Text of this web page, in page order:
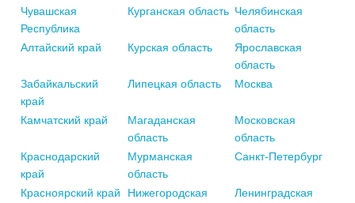
Чувашская
Республика
Курганская область Челябинская
область
Алтайский край
Курская область
Ярославская
область
Забайкальский
край
Липецкая область Москва
Камчатский край
Магаданская
область
Московская
область
Краснодарский
край
Мурманская
область
Санкт-Петербург
Красноярский край
Нижегородская
Ленинградская